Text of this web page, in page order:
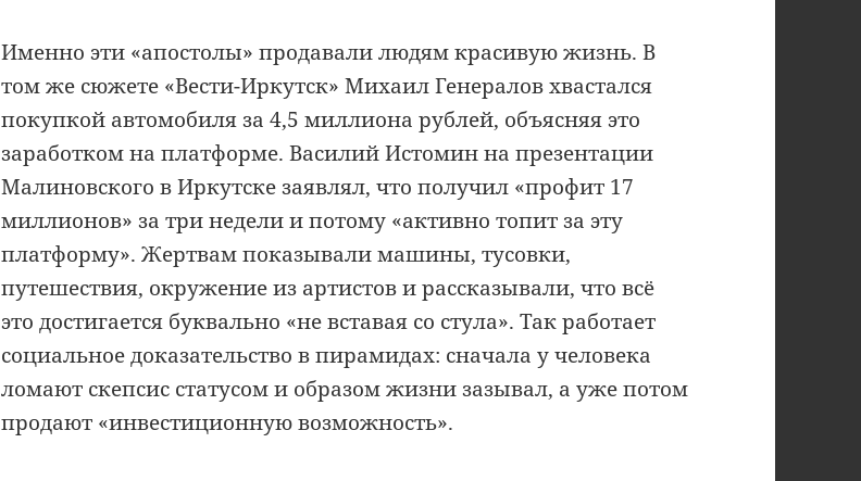
Именно эти «апостолы» продавали людям красивую жизнь. В
том же сюжете «Вести-Иркутск» Михаил Генералов хвастался
покупкой автомобиля за 4,5 миллиона рублей, объясняя это
заработком на платформе. Василий Истомин на презентации
Малиновского в Иркутске заявлял, что получил «профит 17
миллионов» за три недели и потому «активно топит за эту
платформу». Жертвам показывали машины, тусовки,
путешествия, окружение из артистов и рассказывали, что всё
это достигается буквально «не вставая со стула». Так работает
социальное доказательство в пирамидах: сначала у человека
ломают скепсис статусом и образом жизни зазывал, а уже потом
продают «инвестиционную возможность».